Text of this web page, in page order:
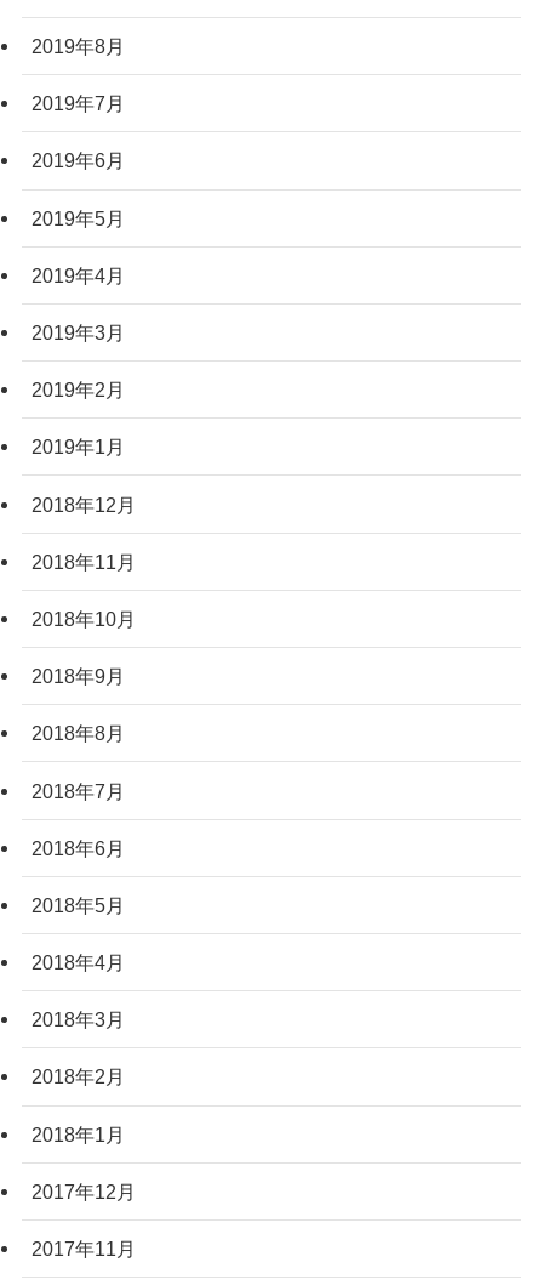
2019年8月
2019年7月
2019年6月
2019年5月
2019年4月
2019年3月
2019年2月
2019年1月
2018年12月
2018年11月
2018年10月
2018年9月
2018年8月
2018年7月
2018年6月
2018年5月
2018年4月
2018年3月
2018年2月
2018年1月
2017年12月
2017年11月